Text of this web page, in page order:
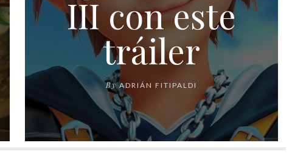
III con este
tráiler
By ADRIÁN FITIPALDI